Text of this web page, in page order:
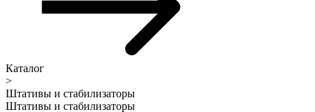
Каталог
>
Штативы и стабилизаторы
Штативы и стабилизаторы